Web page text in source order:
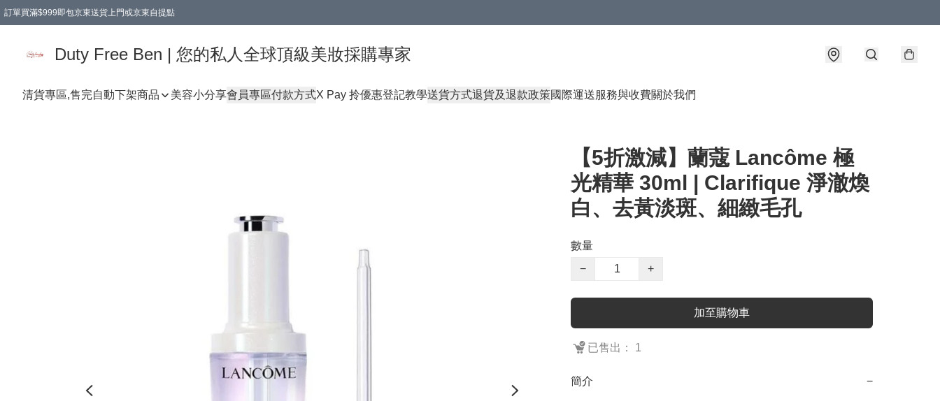
訂單買滿$999即包京東送貨上門或京東自提點
Duty Free Ben | 您的私人全球頂級美妝採購專家
清貨專區,售完自動下架商品 美容小分享會員專區付款方式X Pay 拎優惠登記教學送貨方式退貨及退款政策國際運送服務與收費關於我們
【5折激減】蘭蔻 Lancôme 極
光精華 30ml | Clarifique 淨澈煥
白、去黃淡斑、細緻毛孔
數量
−
+
加至購物車
已售出： 1
簡介 −